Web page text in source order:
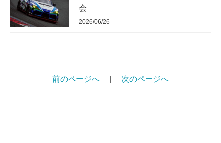
会
2026/06/26
前のページへ 次のページへ